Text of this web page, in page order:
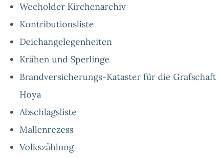
Wecholder Kirchenarchiv
Kontributionsliste
Deichangelegenheiten
Krähen und Sperlinge
Brandversicherungs-Kataster für die Grafschaft
Hoya
Abschlagsliste
Mallenrezess
Volkszählung